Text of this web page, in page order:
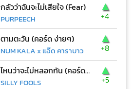
กลัวว่าฉันจะไม่เสียใจ (Fear)
PURPEECH
▲
+4
ตามตะวัน (คอร์ด ง่ายๆ)
NUM KALA x แอ๊ด คาราบาว
▲
+8
ไหนว่าจะไม่หลอกกัน (คอร์ด ง่ายๆ)
SILLY FOOLS
▲
+5